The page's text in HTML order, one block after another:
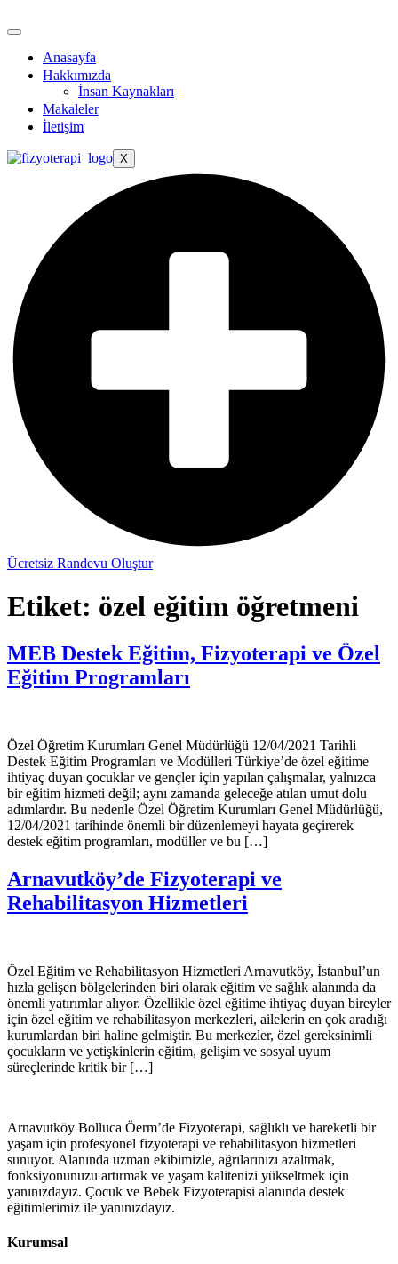
Anasayfa
Hakkımızda
İnsan Kaynakları
Makaleler
İletişim
X
Ücretsiz Randevu Oluştur
Etiket: özel eğitim öğretmeni
MEB Destek Eğitim, Fizyoterapi ve Özel
Eğitim Programları
Özel Öğretim Kurumları Genel Müdürlüğü 12/04/2021 Tarihli
Destek Eğitim Programları ve Modülleri Türkiye’de özel eğitime
ihtiyaç duyan çocuklar ve gençler için yapılan çalışmalar, yalnızca
bir eğitim hizmeti değil; aynı zamanda geleceğe atılan umut dolu
adımlardır. Bu nedenle Özel Öğretim Kurumları Genel Müdürlüğü,
12/04/2021 tarihinde önemli bir düzenlemeyi hayata geçirerek
destek eğitim programları, modüller ve bu […]
Arnavutköy’de Fizyoterapi ve
Rehabilitasyon Hizmetleri
Özel Eğitim ve Rehabilitasyon Hizmetleri Arnavutköy, İstanbul’un
hızla gelişen bölgelerinden biri olarak eğitim ve sağlık alanında da
önemli yatırımlar alıyor. Özellikle özel eğitime ihtiyaç duyan bireyler
için özel eğitim ve rehabilitasyon merkezleri, ailelerin en çok aradığı
kurumlardan biri haline gelmiştir. Bu merkezler, özel gereksinimli
çocukların ve yetişkinlerin eğitim, gelişim ve sosyal uyum
süreçlerinde kritik bir […]
Arnavutköy Bolluca Öerm’de Fizyoterapi, sağlıklı ve hareketli bir
yaşam için profesyonel fizyoterapi ve rehabilitasyon hizmetleri
sunuyor. Alanında uzman ekibimizle, ağrılarınızı azaltmak,
fonksiyonunuzu artırmak ve yaşam kalitenizi yükseltmek için
yanınızdayız. Çocuk ve Bebek Fizyoterapisi alanında destek
eğitimlerimiz ile yanınızdayız.
Kurumsal